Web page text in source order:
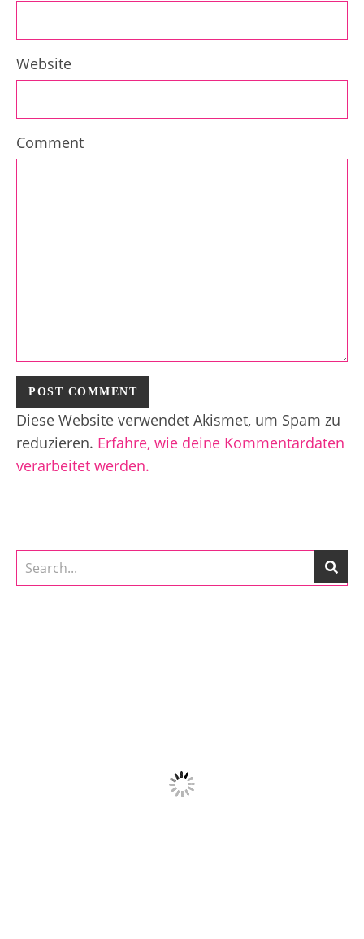
Website
Comment
Diese Website verwendet Akismet, um Spam zu
reduzieren. Erfahre, wie deine Kommentardaten
verarbeitet werden.